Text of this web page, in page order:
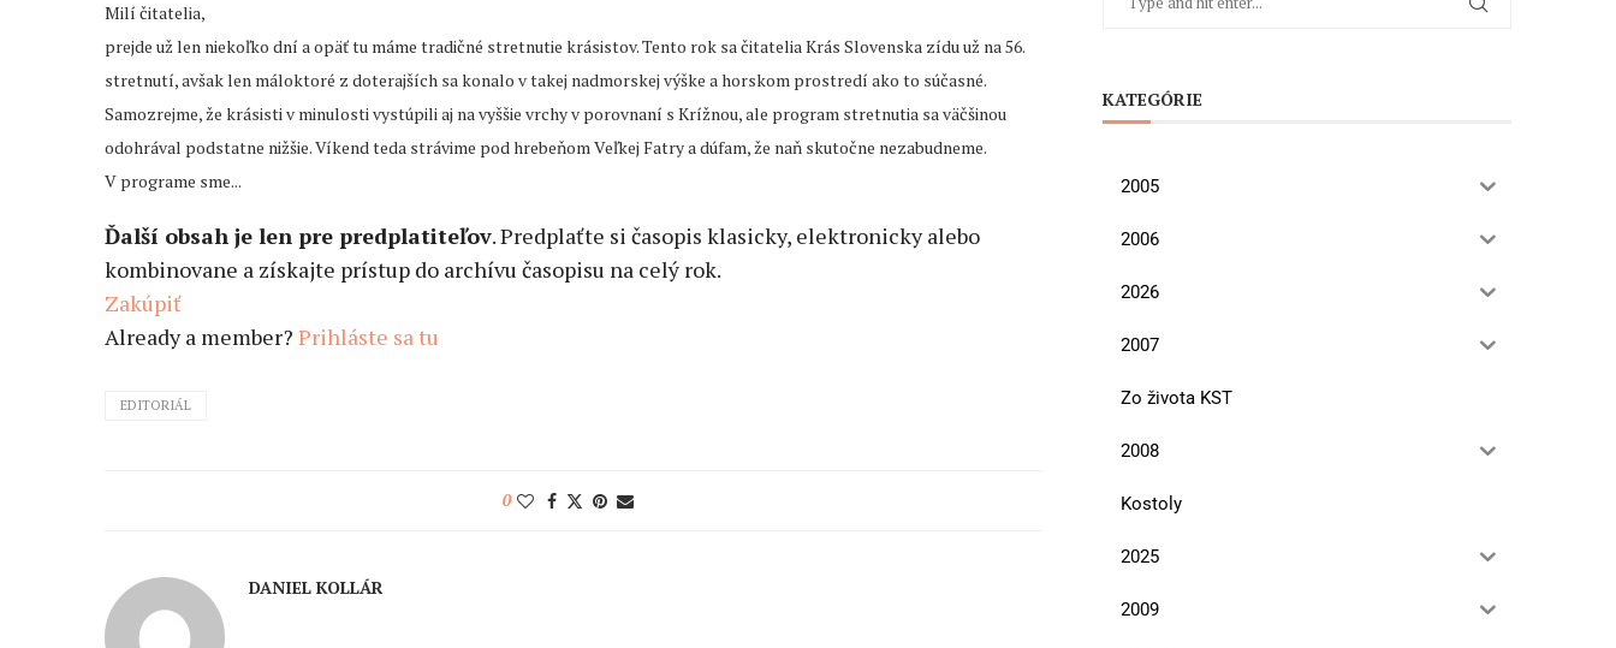
Milí čitatelia,
prejde už len niekoľko dní a opäť tu máme tradičné stretnutie krásistov. Tento rok sa čitatelia Krás Slovenska zídu už na 56.
stretnutí, avšak len máloktoré z doterajších sa konalo v takej nadmorskej výške a horskom prostredí ako to súčasné.
Samozrejme, že krásisti v minulosti vystúpili aj na vyššie vrchy v porovnaní s Krížnou, ale program stretnutia sa väčšinou
odohrával podstatne nižšie. Víkend teda strávime pod hrebeňom Veľkej Fatry a dúfam, že naň skutočne nezabudneme.
V programe sme...
Ďalší obsah je len pre predplatiteľov. Predplaťte si časopis klasicky, elektronicky alebo
kombinovane a získajte prístup do archívu časopisu na celý rok.
Zakúpiť
Already a member? Prihláste sa tu
EDITORIÁL
0
DANIEL KOLLÁR
KATEGÓRIE
2005
2006
2026
2007
Zo života KST
2008
Kostoly
2025
2009